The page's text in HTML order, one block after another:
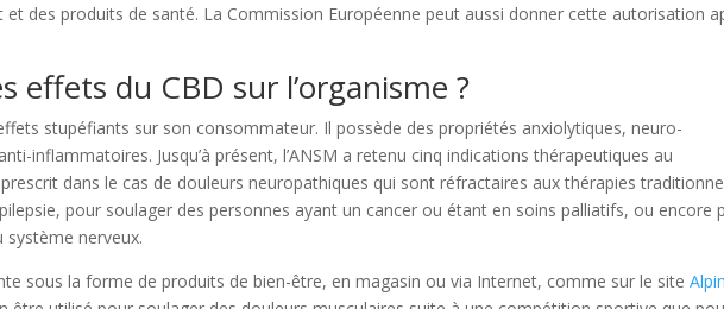
et des produits de santé. La Commission Européenne peut aussi donner cette autorisation
effets du CBD sur l’organisme ?
stupéfiants sur son consommateur. Il possède des propriétés anxiolytiques, neuro-
inflammatoires. Jusqu’à présent, l’ANSM a retenu cinq indications thérapeutiques au
dans le cas de douleurs neuropathiques qui sont réfractaires aux thérapies
pour soulager des personnes ayant un cancer ou étant en soins palliatifs, ou encore
système nerveux.
sous la forme de produits de bien-être, en magasin ou via Internet, comme sur le site